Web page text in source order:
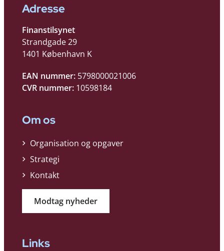
Adresse
Finanstilsynet
Strandgade 29
1401 København K
EAN nummer: 5798000021006
CVR nummer: 10598184
Om os
Organisation og opgaver
Strategi
Kontakt
Modtag nyheder
Links